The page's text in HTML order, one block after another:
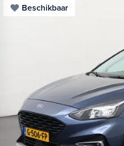
Beschikbaar